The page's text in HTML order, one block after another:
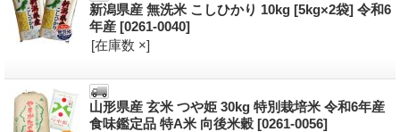
新潟県産 無洗米 こしひかり 10kg [5kg×2袋] 令和6
年産 [0261-0040]
[在庫数 ×]
山形県産 玄米 つや姫 30kg 特別栽培米 令和6年産
食味鑑定品 特A米 向後米穀 [0261-0056]